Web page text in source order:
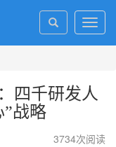
四千研发人
战略
3734次阅读